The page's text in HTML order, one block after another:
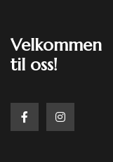
Velkommen
til oss!